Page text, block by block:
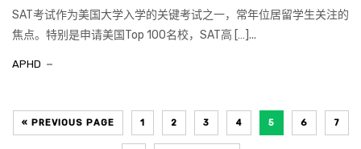
SAT考试作为美国大学入学的关键考试之一，常年位居留学生关注的
焦点。特别是申请美国Top 100名校，SAT高 […]...
APHD
« PREVIOUS PAGE 1 2 3 4 5 6 7